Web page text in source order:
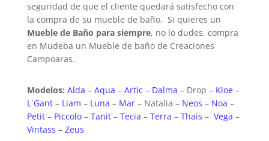
seguridad de que el cliente quedará satisfecho con
la compra de su mueble de baño. Si quieres un
Mueble de Baño para siempre, no lo dudes, compra
en Mudeba un Mueble de baño de Creaciones
Campoaras.
Modelos: Alda – Aqua – Artic – Dalma – Drop – Kloe–
L´Gant– Liam – Luna – Mar– Natalia – Neos – Noa –
Petit– Piccolo– Tanit– Tecia – Terra – Thais – Vega –
Vintass – Zeus